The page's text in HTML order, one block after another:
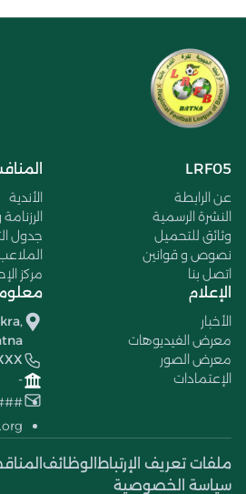
LRF05
عن الرابطة
النشرة الرسمية
وثائق للتحميل
نصوص و قوانين
اتصل بنا
الأندية
الرزنامة
جدول
مركز
الإعلام
الأخبار
معرض الفيديوهات
معرض الصور
الإعتمادات
-
ملفات تعريف الإرتباط الوظائف
سياسة الخصوصية